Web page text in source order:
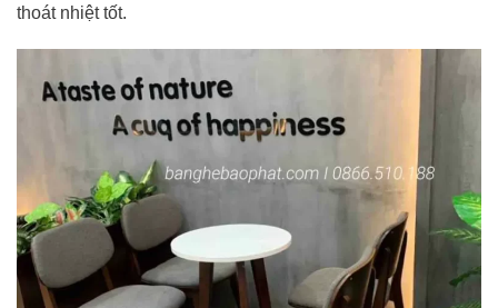
thoát nhiệt tốt.